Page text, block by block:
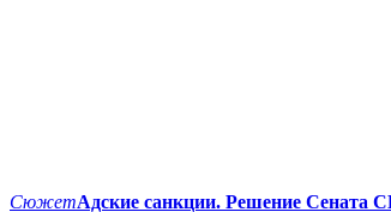
СюжетАдские санкции. Решение Сената